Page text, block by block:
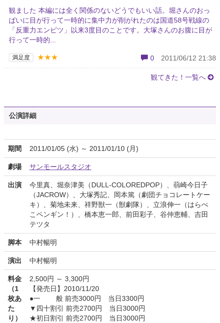
観ました 本編には全く関係のないどうでもいい話。堀さんのおっ
ぱいに目が行って一時的に集中力が削がれたのは国道58号戦線の
「反重力エンピツ」以来3度目のことです。大塚さんのお腹に目が
行って一時的...
満足度 ★★★ 0 2011/06/12 21:38
観てきた！一覧へ
公演詳細
期間 2011/01/05 (水) ～ 2011/01/10 (月)
劇場 サンモールスタジオ
出演
今里真、堀奈津美（DULL-COLOREDPOP）、蒻崎今日子
（JACROW）、大塚秀記、岡本篤（劇団チョコレートケー
キ）、菊地未来、祥野獣一（獣劇隊）、立浪伸一（はらぺ
こペンギン！）、橋本恵一郎、前田彩子、谷仲恵輔、吉田
テツタ
脚本 中村暢明
演出 中村暢明
料金
（1
枚あ
た
り）
2,500円 ～ 3,300円
【発売日】2010/11/20
●一 般 前売3000円 当日3300円
▼四十割引 前売2700円 当日3000円
★初日割引 前売2700円 当日3000円